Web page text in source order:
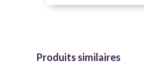
Produits similaires